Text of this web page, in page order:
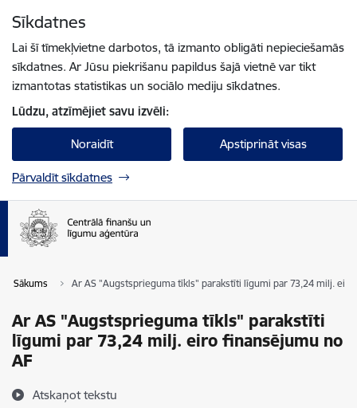
Sīkdatnes
Lai šī tīmekļvietne darbotos, tā izmanto obligāti nepieciešamās
sīkdatnes. Ar Jūsu piekrišanu papildus šajā vietnē var tikt
izmantotas statistikas un sociālo mediju sīkdatnes.
Lūdzu, atzīmējiet savu izvēli:
Noraidīt Apstiprināt visas
Pārvaldīt sīkdatnes
Sākums Ar AS "Augstsprieguma tīkls" parakstīti līgumi par 73,24 milj.
Ar AS "Augstsprieguma tīkls" parakstīti
līgumi par 73,24 milj. eiro finansējumu no
AF
Atskaņot tekstu